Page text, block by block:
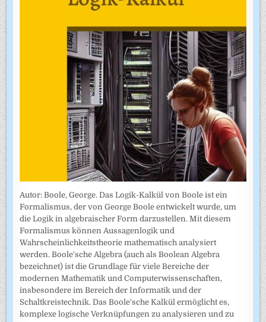
Autor: Boole, George. Das Logik-Kalkül von Boole ist ein
Formalismus, der von George Boole entwickelt wurde, um
die Logik in algebraischer Form darzustellen. Mit diesem
Formalismus können Aussagenlogik und
Wahrscheinlichkeitstheorie mathematisch analysiert
werden. Boole'sche Algebra (auch als Boolean Algebra
bezeichnet) ist die Grundlage für viele Bereiche der
modernen Mathematik und Computerwissenschaften,
insbesondere im Bereich der Informatik und der
Schaltkreistechnik. Das Boole'sche Kalkül ermöglicht es,
komplexe logische Verknüpfungen zu analysieren und zu